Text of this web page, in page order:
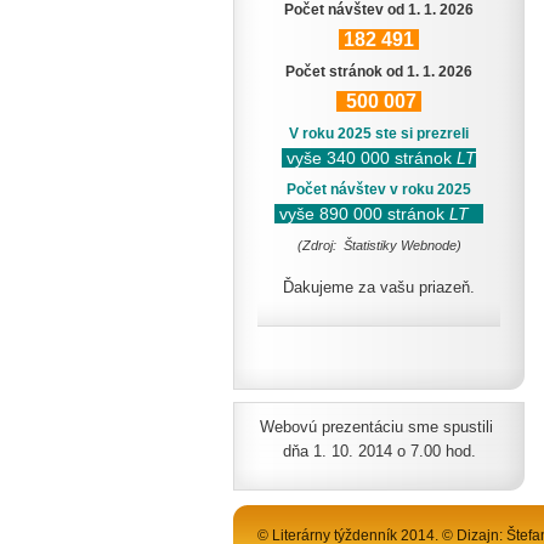
Počet návštev od 1. 1. 2026
182 491
Počet stránok od 1. 1. 2026
500 007
V roku 2025 ste si prezreli
vyše 340 000 stránok LT
Počet návštev v roku 2025
vyše 890 000 stránok LT
(Zdroj: Štatistiky Webnode)
Ďakujeme za vašu priazeň.
Webovú prezentáciu sme spustili
dňa 1. 10. 2014 o 7.00 hod.
© Literárny týždenník 2014. © Dizajn: